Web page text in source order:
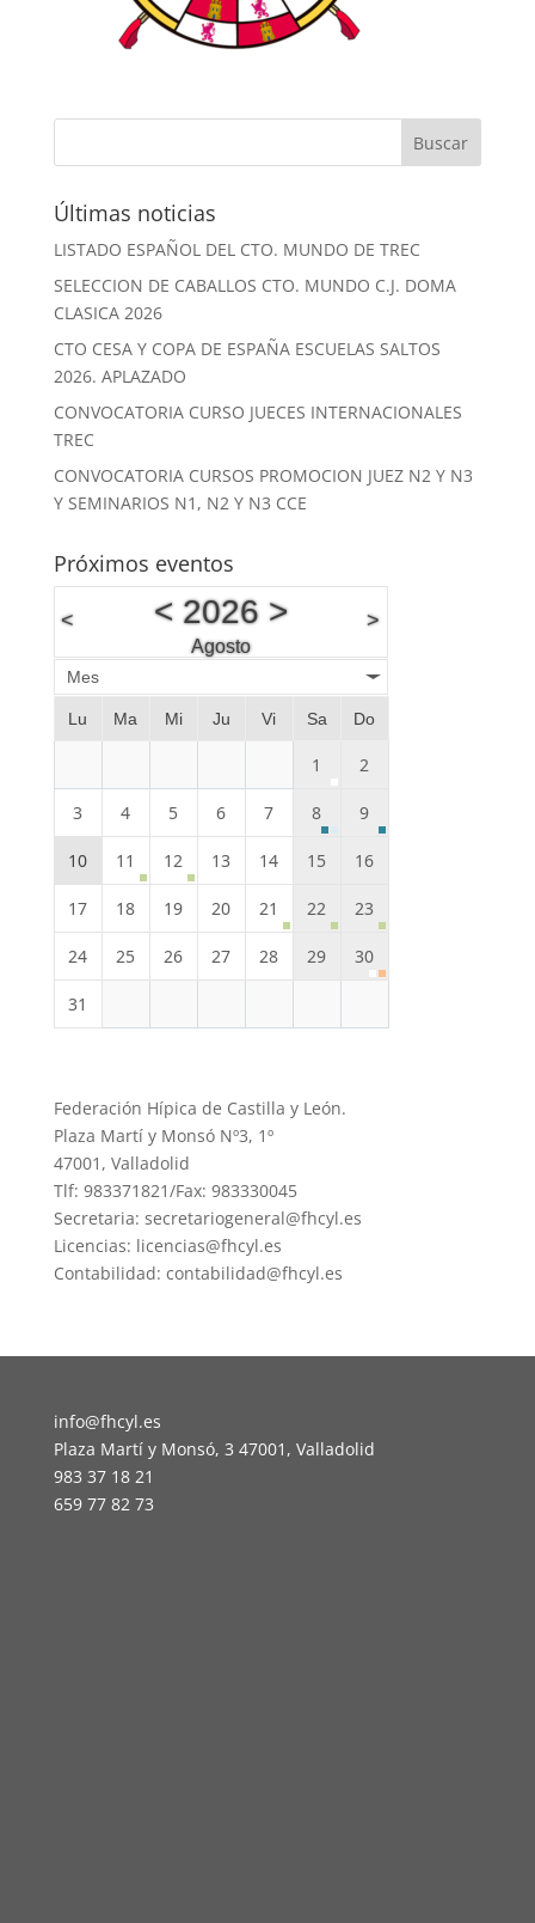
Últimas noticias
LISTADO ESPAÑOL DEL CTO. MUNDO DE TREC
SELECCION DE CABALLOS CTO. MUNDO C.J. DOMA
CLASICA 2026
CTO CESA Y COPA DE ESPAÑA ESCUELAS SALTOS
2026. APLAZADO
CONVOCATORIA CURSO JUECES INTERNACIONALES
TREC
CONVOCATORIA CURSOS PROMOCION JUEZ N2 Y N3
Y SEMINARIOS N1, N2 Y N3 CCE
Próximos eventos
< < 2026>
Agosto
>
Mes
Lu Ma Mi Ju Vi Sa Do
1 2
3 4 5 6 7 8 9
10 11 12 13 14 15 16
17 18 19 20 21 22 23
24 25 26 27 28 29 30
31
Federación Hípica de Castilla y León.
Plaza Martí y Monsó Nº3, 1º
47001, Valladolid
Tlf: 983371821/Fax: 983330045
Secretaria: secretariogeneral@fhcyl.es
Licencias: licencias@fhcyl.es
Contabilidad: contabilidad@fhcyl.es
info@fhcyl.es
Plaza Martí y Monsó, 3 47001, Valladolid
983 37 18 21
659 77 82 73